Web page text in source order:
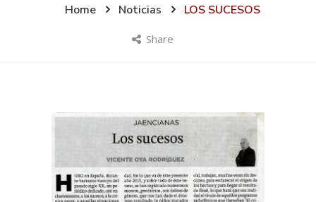
Home Noticias LOS SUCESOS
Share